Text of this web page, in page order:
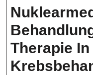
Therapie In